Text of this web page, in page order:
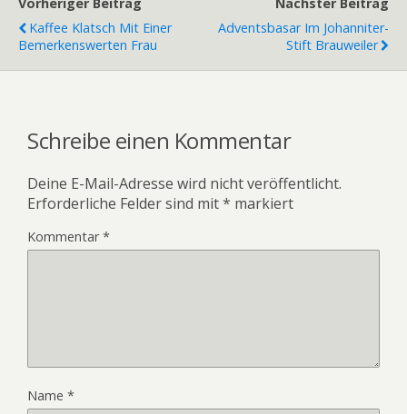
Kaffee Klatsch Mit Einer
Bemerkenswerten Frau
Adventsbasar Im Johanniter-
Stift Brauweiler
Schreibe einen Kommentar
Deine E-Mail-Adresse wird nicht veröffentlicht.
Erforderliche Felder sind mit* markiert
Kommentar*
Name *